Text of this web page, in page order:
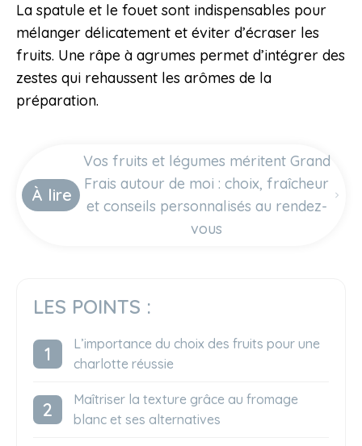
La spatule et le fouet sont indispensables pour
mélanger délicatement et éviter d’écraser les
fruits. Une râpe à agrumes permet d’intégrer des
zestes qui rehaussent les arômes de la
préparation.
À lire
Vos fruits et légumes méritent Grand
Frais autour de moi : choix, fraîcheur
et conseils personnalisés au rendez-
vous
LES POINTS :
L’importance du choix des fruits pour une
charlotte réussie
Maîtriser la texture grâce au fromage
blanc et ses alternatives